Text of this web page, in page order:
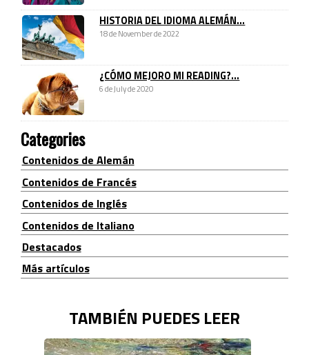
HISTORIA DEL IDIOMA ALEMÁN...
18 de November de 2022
¿CÓMO MEJORO MI READING?...
6 de July de 2020
Categories
Contenidos de Alemán
Contenidos de Francés
Contenidos de Inglés
Contenidos de Italiano
Destacados
Más artículos
TAMBIÉN PUEDES LEER